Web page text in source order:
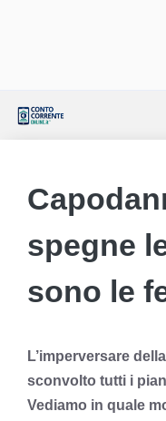
spegne
sono le
L’imperversare
sconvolto tutti i
Vediamo in quale